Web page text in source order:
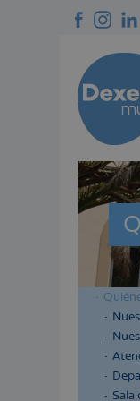
Menú
lateral
Sala